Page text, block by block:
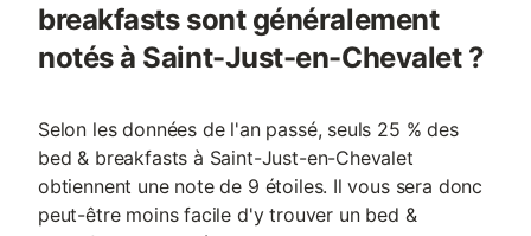
breakfasts sont généralement
notés à Saint-Just-en-Chevalet ?
Selon les données de l'an passé, seuls 25 % des
bed & breakfasts à Saint-Just-en-Chevalet
obtiennent une note de 9 étoiles. Il vous sera donc
peut-être moins facile d'y trouver un bed &